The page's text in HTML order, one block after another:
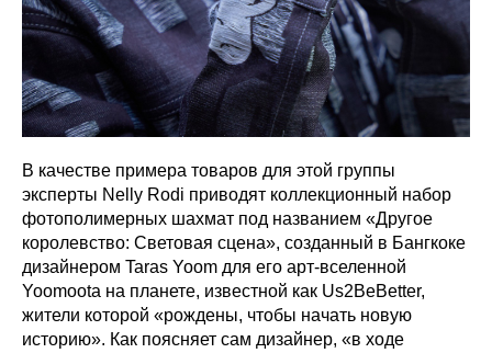
В качестве примера товаров для этой группы
эксперты Nelly Rodi приводят коллекционный набор
фотополимерных шахмат под названием «Другое
королевство: Световая сцена», созданный в Бангкоке
дизайнером Taras Yoom для его арт-вселенной
Yoomoota на планете, известной как Us2BeBetter,
жители которой «рождены, чтобы начать новую
историю». Как поясняет сам дизайнер, «в ходе